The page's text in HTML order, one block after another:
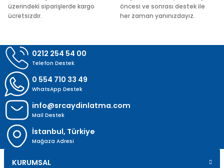
üzerindeki siparişlerde kargo
ücretsizdir.
öncesi ve sonrası destek ile
her zaman yanınızdayız.
0212 254 54 00
Telefon Destek
0 554 710 33 49
WhatsApp Destek
info@srcaydinlatma.com
Mail Destek
İstanbul, Türkiye
Mağaza Adresi
KURUMSAL